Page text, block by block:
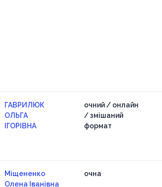
ГАВРИЛЮК
ОЛЬГА
ІГОРІВНА
очний / онлайн
/ змішаний
формат
Міщененко
Олена Іванівна
очна